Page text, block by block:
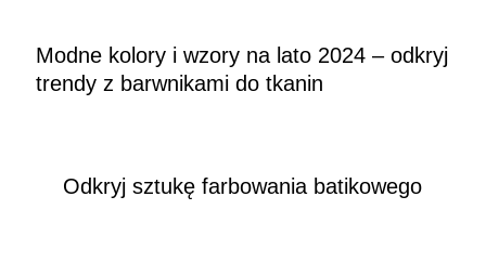
Modne kolory i wzory na lato 2024 – odkryj
trendy z barwnikami do tkanin
Odkryj sztukę farbowania batikowego